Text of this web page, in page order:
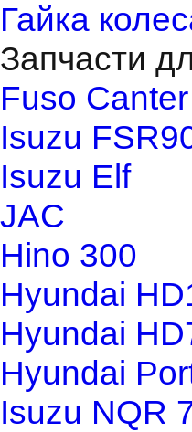
Гайка
Запчасти
Fuso Canter
Isuzu
Isuzu Elf
JAC
Hino 300
Hyundai
Hyundai
Hyundai
Isuzu NQR